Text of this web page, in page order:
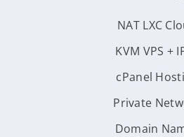
NAT LXC
KVM VPS +
cPanel
Private
Domain